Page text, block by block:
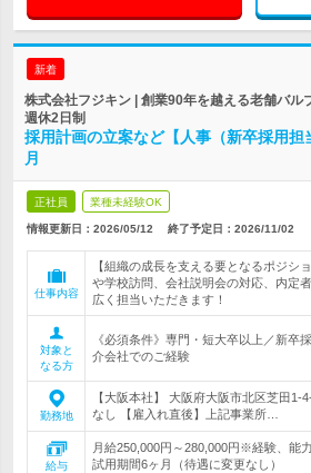
新着
株式会社フジキン | 創業90年を越える老舗バ
週休2日制
採用計画の立案など【人事（新卒採用担
月
正社員 業種未経験OK
情報更新日：2026/05/12 終了予定日： 2026/11/02
仕事内容
【組織の成長を支える要となるポジシ
や学校訪問、会社説明会の対応、内定
広く担当いただきます！
対象と
なる方
《必須条件》専門・短大卒以上／新卒
介会社でのご経験
勤務地
【大阪本社】 大阪府大阪市北区芝田
なし 【雇入れ直後】上記事業所…
給与
月給250,000円～280,000円※経験、能
試用期間6ヶ月（待遇に変更なし）